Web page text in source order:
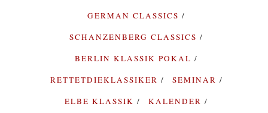
GERMAN CLASSICS
SCHANZENBERG CLASSICS
BERLIN KLASSIK POKAL
RETTETDIEKLASSIKER
SEMINAR
ELBE KLASSIK
KALENDER